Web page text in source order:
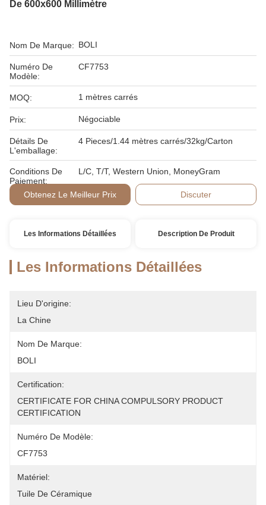
De 600x600 Millimètre
Nom De Marque: BOLI
Numéro De
Modèle:
CF7753
MOQ: 1 mètres carrés
Prix: Négociable
Détails De
L'emballage:
4 Pieces/1.44 mètres carrés/32kg/Carton
Conditions De
Paiement:
L/C, T/T, Western Union, MoneyGram
Obtenez Le Meilleur Prix Discuter
Les Informations Détaillées Description De Produit
Les Informations Détaillées
Lieu D'origine:
La Chine
Nom De Marque:
BOLI
Certification:
CERTIFICATE FOR CHINA COMPULSORY PRODUCT
CERTIFICATION
Numéro De Modèle:
CF7753
Matériel:
Tuile De Céramique